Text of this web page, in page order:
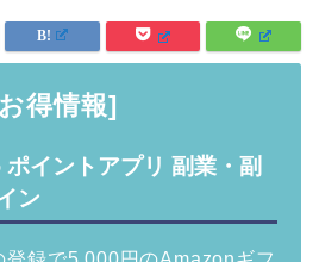
得情報]
イントアプリ 副業・副
ン